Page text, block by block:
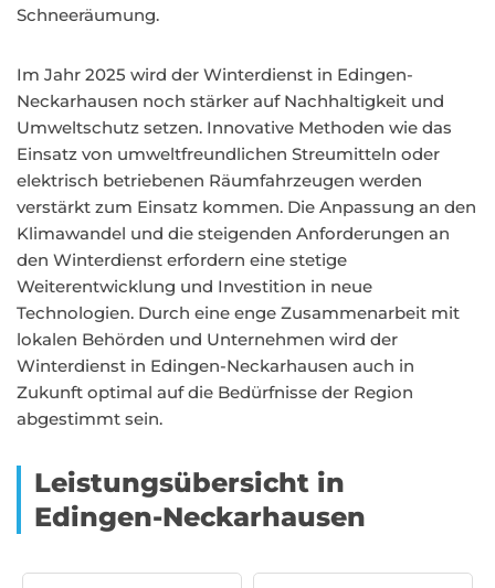
Schneeräumung.
Im Jahr 2025 wird der Winterdienst in Edingen-
Neckarhausen noch stärker auf Nachhaltigkeit und
Umweltschutz setzen. Innovative Methoden wie das
Einsatz von umweltfreundlichen Streumitteln oder
elektrisch betriebenen Räumfahrzeugen werden
verstärkt zum Einsatz kommen. Die Anpassung an den
Klimawandel und die steigenden Anforderungen an
den Winterdienst erfordern eine stetige
Weiterentwicklung und Investition in neue
Technologien. Durch eine enge Zusammenarbeit mit
lokalen Behörden und Unternehmen wird der
Winterdienst in Edingen-Neckarhausen auch in
Zukunft optimal auf die Bedürfnisse der Region
abgestimmt sein.
Leistungsübersicht in
Edingen-Neckarhausen